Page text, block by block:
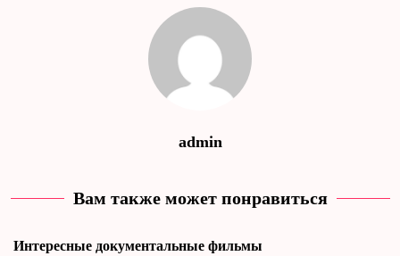
admin
Вам также может понравиться
Интересные документальные фильмы